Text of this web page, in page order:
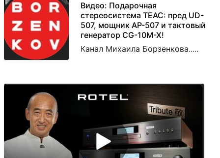
Видео: Подарочная
стереосистема TEAC: пред UD-
507, мощник AP-507 и тактовый
генератор CG-10M-X!
Канал Михаила Борзенкова.....